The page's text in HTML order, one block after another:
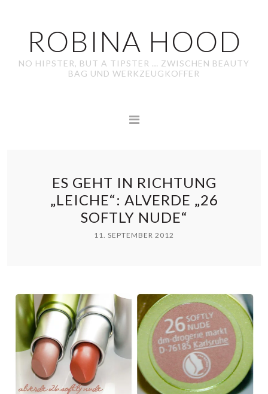
ROBINA HOOD
NO HIPSTER, BUT A TIPSTER … ZWISCHEN BEAUTY
BAG UND WERKZEUGKOFFER
ES GEHT IN RICHTUNG
„LEICHE“: ALVERDE „26
SOFTLY NUDE“
11. SEPTEMBER 2012